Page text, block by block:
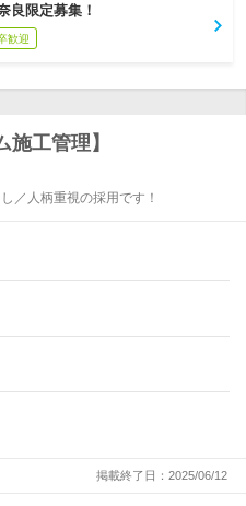
良限定募集！
歓迎
工管理】
／人柄重視の採用です！
掲載終了日：2025/06/12